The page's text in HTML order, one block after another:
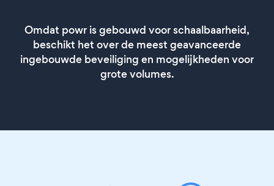
Omdat powr is gebouwd voor schaalbaarheid,
beschikt het over de meest geavanceerde
ingebouwde beveiliging en mogelijkheden voor
grote volumes.